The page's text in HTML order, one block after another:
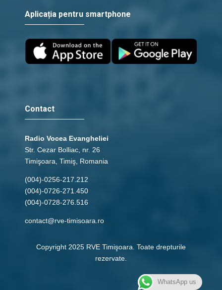
Aplicația pentru smartphone
Contact
Radio Vocea Evangheliei
Str. Cezar Bolliac, nr. 26
Timişoara, Timiş, Romania
(004)-0256-217.212
(004)-0726-271.450
(004)-0728-276.516
contact@rve-timisoara.ro
Copyright 2025 RVE Timişoara. Toate drepturile
rezervate.
WhatsApp us